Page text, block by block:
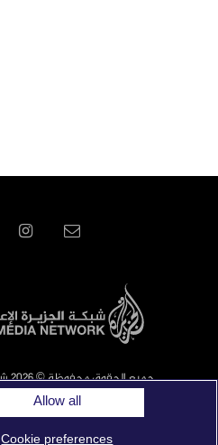
جميع الحقوق محفوظة © 2026 شبكة الجزيرة الاعلامية
Cookie preferences
Allow all